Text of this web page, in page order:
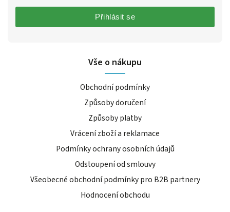
Vše o nákupu
Obchodní podmínky
Způsoby doručení
Způsoby platby
Vrácení zboží a reklamace
Podmínky ochrany osobních údajů
Odstoupení od smlouvy
Všeobecné obchodní podmínky pro B2B partnery
Hodnocení obchodu
Přihlásit se